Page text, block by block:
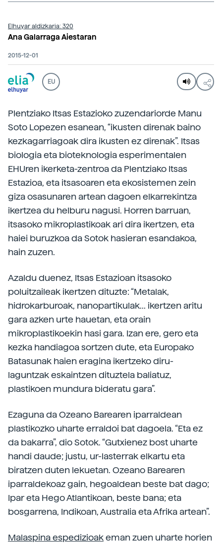
Elhuyar aldizkaria: 320
Ana Galarraga Aiestaran
2015-12-01
EU
Plentziako Itsas Estazioko zuzendariorde Manu
Soto Lopezen esanean, “ikusten direnak baino
kezkagarriagoak dira ikusten ez direnak”. Itsas
biologia eta bioteknologia esperimentalen
EHUren ikerketa-zentroa da Plentziako Itsas
Estazioa, eta itsasoaren eta ekosistemen zein
giza osasunaren artean dagoen elkarrekintza
ikertzea du helburu nagusi. Horren barruan,
itsasoko mikroplastikoak ari dira ikertzen, eta
haiei buruzkoa da Sotok hasieran esandakoa,
hain zuzen.
Azaldu duenez, Itsas Estazioan itsasoko
poluitzaileak ikertzen dituzte: “Metalak,
hidrokarburoak, nanopartikulak... ikertzen aritu
gara azken urte hauetan, eta orain
mikroplastikoekin hasi gara. Izan ere, gero eta
kezka handiagoa sortzen dute, eta Europako
Batasunak haien eragina ikertzeko diru-
laguntzak eskaintzen dituztela baliatuz,
plastikoen mundura bideratu gara”.
Ezaguna da Ozeano Barearen iparraldean
plastikozko uharte erraldoi bat dagoela. “Eta ez
da bakarra”, dio Sotok. “Gutxienez bost uharte
handi daude; justu, ur-lasterrak elkartu eta
biratzen duten lekuetan. Ozeano Barearen
iparraldekoaz gain, hegoaldean beste bat dago;
Ipar eta Hego Atlantikoan, beste bana; eta
bosgarrena, Indikoan, Australia eta Afrika artean”.
Malaspina espedizioakeman zuen uharte horien